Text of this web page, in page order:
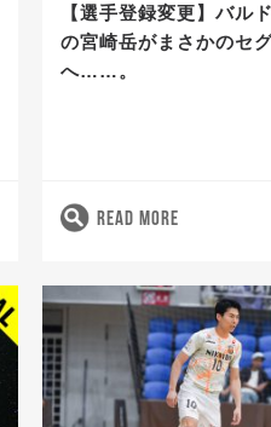
【選手登録変更】バル
の宮崎岳がまさかのセ
へ……。
READ MORE